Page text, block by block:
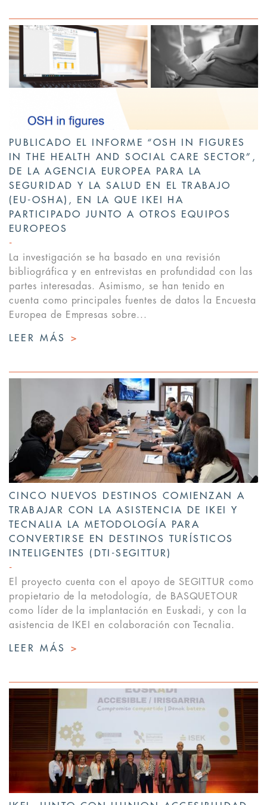
PUBLICADO EL INFORME “OSH IN FIGURES
IN THE HEALTH AND SOCIAL CARE SECTOR”,
DE LA AGENCIA EUROPEA PARA LA
SEGURIDAD Y LA SALUD EN EL TRABAJO
(EU-OSHA), EN LA QUE IKEI HA
PARTICIPADO JUNTO A OTROS EQUIPOS
EUROPEOS
La investigación se ha basado en una revisión
bibliográfica y en entrevistas en profundidad con las
partes interesadas. Asimismo, se han tenido en
cuenta como principales fuentes de datos la Encuesta
Europea de Empresas sobre...
LEER MÁS >
CINCO NUEVOS DESTINOS COMIENZAN A
TRABAJAR CON LA ASISTENCIA DE IKEI Y
TECNALIA LA METODOLOGÍA PARA
CONVERTIRSE EN DESTINOS TURÍSTICOS
INTELIGENTES (DTI-SEGITTUR)
El proyecto cuenta con el apoyo de SEGITTUR como
propietario de la metodología, de BASQUETOUR
como líder de la implantación en Euskadi, y con la
asistencia de IKEI en colaboración con Tecnalia.
LEER MÁS >